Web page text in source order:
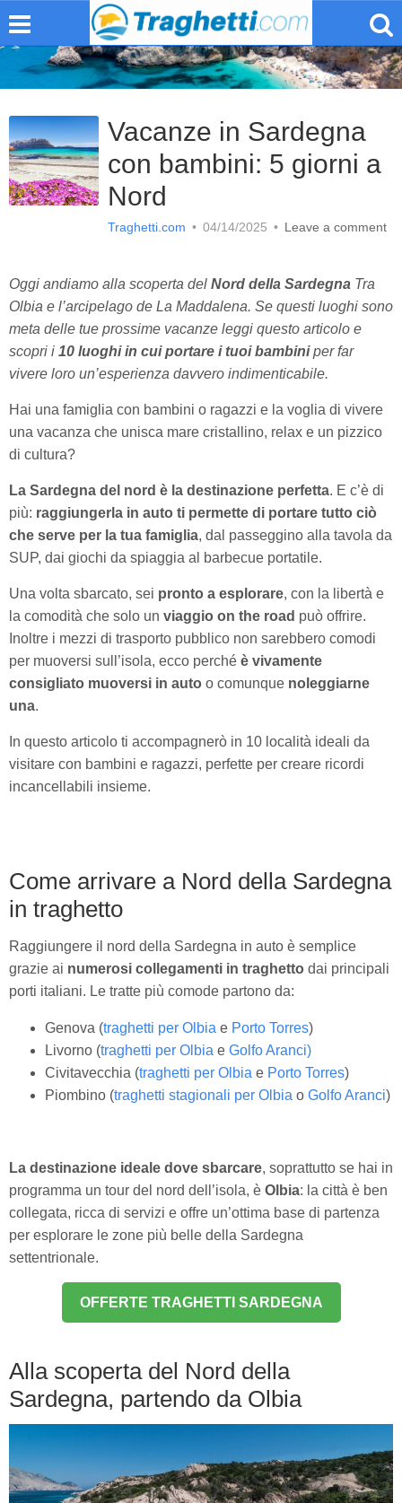
Vacanze in Sardegna
con bambini: 5 giorni a
Nord
Traghetti.com • 04/14/2025 • Leave a comment
Oggi andiamo alla scoperta del Nord della Sardegna Tra
Olbia e l’arcipelago de La Maddalena. Se questi luoghi sono
meta delle tue prossime vacanze leggi questo articolo e
scopri i 10 luoghi in cui portare i tuoi bambiniper far
vivere loro un’esperienza davvero indimenticabile.
Hai una famiglia con bambini o ragazzi e la voglia di vivere
una vacanza che unisca mare cristallino, relax e un pizzico
di cultura?
La Sardegna del nord è la destinazione perfetta. E c’è di
più: raggiungerla in auto ti permette di portare tutto ciò
che serve per la tua famiglia, dal passeggino alla tavola da
SUP, dai giochi da spiaggia al barbecue portatile.
Una volta sbarcato, sei pronto a esplorare, con la libertà e
la comodità che solo un viaggio on the road può offrire.
Inoltre i mezzi di trasporto pubblico non sarebbero comodi
per muoversi sull’isola, ecco perché è vivamente
consigliato muoversi in auto o comunque noleggiarne
una.
In questo articolo ti accompagnerò in 10 località ideali da
visitare con bambini e ragazzi, perfette per creare ricordi
incancellabili insieme.
Come arrivare a Nord della Sardegna
in traghetto
Raggiungere il nord della Sardegna in auto è semplice
grazie ai numerosi collegamenti in traghetto dai principali
porti italiani. Le tratte più comode partono da:
Genova (traghetti per Olbia e Porto Torres)
Livorno (traghetti per Olbia e Golfo Aranci)
Civitavecchia (traghetti per Olbia e Porto Torres)
Piombino (traghetti stagionali per Olbia o Golfo Aranci)
La destinazione ideale dove sbarcare, soprattutto se hai in
programma un tour del nord dell’isola, è Olbia: la città è ben
collegata, ricca di servizi e offre un’ottima base di partenza
per esplorare le zone più belle della Sardegna
settentrionale.
OFFERTE TRAGHETTI SARDEGNA
Alla scoperta del Nord della
Sardegna, partendo da Olbia